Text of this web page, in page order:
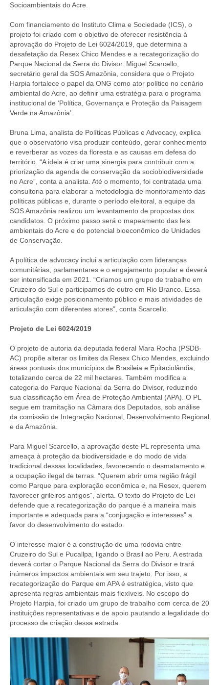
Socioambientais do Acre.
Com financiamento do Instituto Clima e Sociedade (ICS), o
projeto foi criado com o objetivo de oferecer resistência à
aprovação do Projeto de Lei 6024/2019, que determina a
desafetação da Resex Chico Mendes e a recategorização do
Parque Nacional da Serra do Divisor. Miguel Scarcello,
secretário geral da SOS Amazônia, considera que o Projeto
Harpia fortalece o papel da ONG como ator político no cenário
ambiental do Acre, ao definir uma estratégia para o programa
institucional de ‘Política, Governança e Proteção da Paisagem
Verde na Amazônia’.
Bruna Lima, analista de Políticas Públicas e Advocacy, explica
que o observatório visa produzir conteúdo, gerar conhecimento
e reverberar as vozes da floresta e as causas em defesa do
território. “A ideia é criar uma sinergia para contribuir com a
priorização da agenda de conservação da sociobiodiversidade
no Acre”, conta a analista. Até o momento, foi contratada uma
consultoria para elaborar a metodologia de monitoramento das
políticas públicas e, durante o período eleitoral, a equipe da
SOS Amazônia realizou um levantamento de propostas dos
candidatos. O próximo passo será o mapeamento das leis
ambientais do Acre e do potencial bioeconômico de Unidades
de Conservação.
A política de advocacy inclui a articulação com lideranças
comunitárias, parlamentares e o engajamento popular e deverá
ser intensificada em 2021. “Criamos um grupo de trabalho em
Cruzeiro do Sul e participamos de outro em Rio Branco. Essa
articulação exige posicionamento público e mais atividades de
articulação com diferentes atores”, conta Scarcello.
Projeto de Lei 6024/2019
O projeto de autoria da deputada federal Mara Rocha (PSDB-
AC) propõe alterar os limites da Resex Chico Mendes, excluindo
áreas pontuais dos municípios de Brasileia e Epitaciolândia,
totalizando cerca de 22 mil hectares. Também modifica a
categoria do Parque Nacional da Serra do Divisor, reduzindo
sua classificação em Área de Proteção Ambiental (APA). O PL
segue em tramitação na Câmara dos Deputados, sob análise
da comissão de Integração Nacional, Desenvolvimento Regional
e da Amazônia.
Para Miguel Scarcello, a aprovação deste PL representa uma
ameaça à proteção da biodiversidade e do modo de vida
tradicional dessas localidades, favorecendo o desmatamento e
a ocupação ilegal de terras. “Querem abrir uma região frágil
como Parque para exploração econômica e, na Resex, querem
favorecer grileiros antigos”, alerta. O texto do Projeto de Lei
defende que a recategorização do parque é a maneira mais
importante e adequada para a “conjugação e interesses” a
favor do desenvolvimento do estado.
O interesse maior é a construção de uma rodovia entre
Cruzeiro do Sul e Pucallpa, ligando o Brasil ao Peru. A estrada
deverá cortar o Parque Nacional da Serra do Divisor e trará
inúmeros impactos ambientais em seu trajeto. Por isso, a
recategorização do Parque em APA é estratégica, visto que
apresenta regras ambientais mais flexíveis. No escopo do
Projeto Harpia, foi criado um grupo de trabalho com cerca de 20
instituições representativas e de apoio pautando a legalidade do
processo de criação dessa estrada.